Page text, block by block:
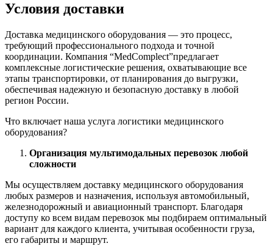
Условия доставки
Доставка медицинского оборудования — это процесс,
требующий профессионального подхода и точной
координации. Компания “MedComplect”предлагает
комплексные логистические решения, охватывающие все
этапы транспортировки, от планирования до выгрузки,
обеспечивая надежную и безопасную доставку в любой
регион России.
Что включает наша услуга логистики медицинского
оборудования?
Организация мультимодальных перевозок любой
сложности
Мы осуществляем доставку медицинского оборудования
любых размеров и назначения, используя автомобильный,
железнодорожный и авиационный транспорт. Благодаря
доступу ко всем видам перевозок мы подбираем оптимальный
вариант для каждого клиента, учитывая особенности груза,
его габариты и маршрут.